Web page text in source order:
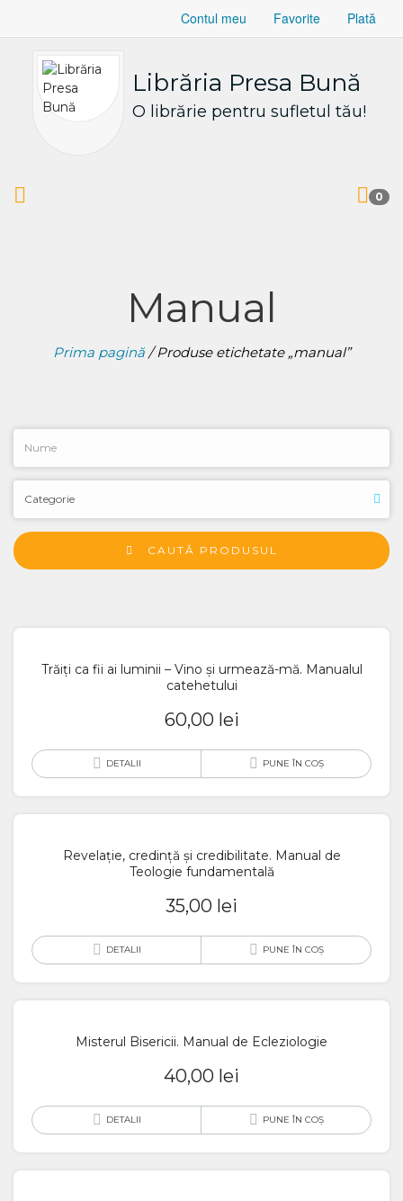
Contul meu Favorite Plată
Librăria Presa Bună
O librărie pentru sufletul tău!
0
Manual
Prima pagină/ Produse etichetate „manual”
CAUTĂ PRODUSUL
Trăiți ca fii ai luminii – Vino și urmează-mă. Manualul
catehetului
60,00 lei
DETALII PUNE ÎN COȘ
Revelație, credință și credibilitate. Manual de
Teologie fundamentală
35,00 lei
DETALII PUNE ÎN COȘ
Misterul Bisericii. Manual de Ecleziologie
40,00 lei
DETALII PUNE ÎN COȘ